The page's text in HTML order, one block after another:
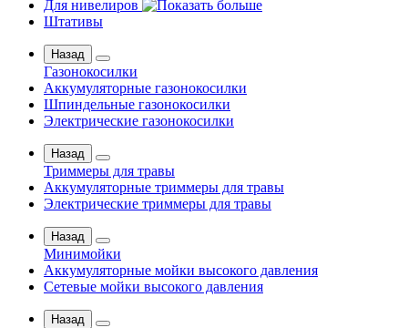
Для нивелиров
Штативы
Назад
Газонокосилки
Аккумуляторные газонокосилки
Шпиндельные газонокосилки
Электрические газонокосилки
Назад
Триммеры для травы
Аккумуляторные триммеры для травы
Электрические триммеры для травы
Назад
Минимойки
Аккумуляторные мойки высокого давления
Сетевые мойки высокого давления
Назад